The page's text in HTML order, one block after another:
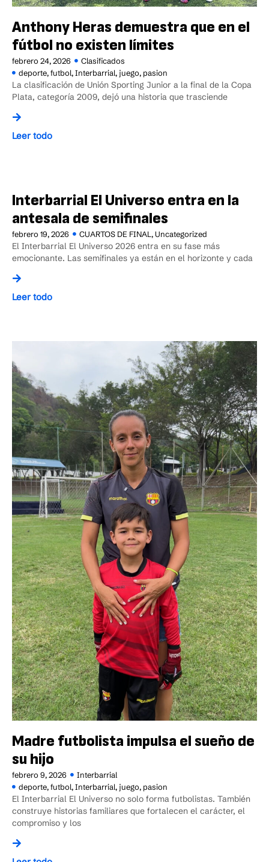
Anthony Heras demuestra que en el
fútbol no existen límites
febrero 24, 2026
Clasificados
deporte,futbol,Interbarrial, juego, pasion
La clasificación de Unión Sporting Junior a la final de la Copa
Plata, categoría 2009, dejó una historia que trasciende
Leer todo
Interbarrial El Universo entra en la
antesala de semifinales
febrero 19, 2026 CUARTOS DE FINAL ,Uncategorized
El Interbarrial El Universo 2026 entra en su fase más
emocionante. Las semifinales ya están en el horizonte y cada
Leer todo
Madre futbolista impulsa el sueño de
su hijo
febrero 9, 2026
Interbarrial
deporte,futbol,Interbarrial, juego, pasion
El Interbarrial El Universo no solo forma futbolistas. También
construye historias familiares que fortalecen el carácter, el
compromiso y los